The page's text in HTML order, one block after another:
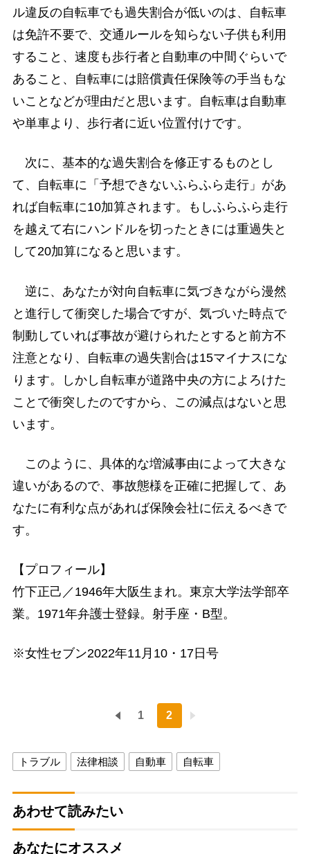
ル違反の自転車でも過失割合が低いのは、自転車
は免許不要で、交通ルールを知らない子供も利用
すること、速度も歩行者と自動車の中間ぐらいで
あること、自転車には賠償責任保険等の手当もな
いことなどが理由だと思います。自転車は自動車
や単車より、歩行者に近い位置付けです。
次に、基本的な過失割合を修正するものとし
て、自転車に「予想できないふらふら走行」があ
れば自転車に10加算されます。もしふらふら走行
を越えて右にハンドルを切ったときには重過失と
して20加算になると思います。
逆に、あなたが対向自転車に気づきながら漫然
と進行して衝突した場合ですが、気づいた時点で
制動していれば事故が避けられたとすると前方不
注意となり、自転車の過失割合は15マイナスにな
ります。しかし自転車が道路中央の方によろけた
ことで衝突したのですから、この減点はないと思
います。
このように、具体的な増減事由によって大きな
違いがあるので、事故態様を正確に把握して、あ
なたに有利な点があれば保険会社に伝えるべきで
す。
【プロフィール】
竹下正己／1946年大阪生まれ。東京大学法学部卒
業。1971年弁護士登録。射手座・B型。
※女性セブン2022年11月10・17日号
1 2
トラブル 法律相談 自動車 自転車
あわせて読みたい
あなたにオススメ